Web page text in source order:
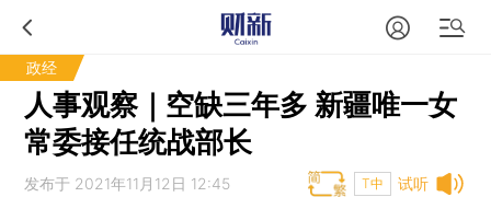
政经
人事观察｜空缺三年多 新疆唯一女
常委接任统战部长
试听
发布于 2021年11月12日 12:45
T中